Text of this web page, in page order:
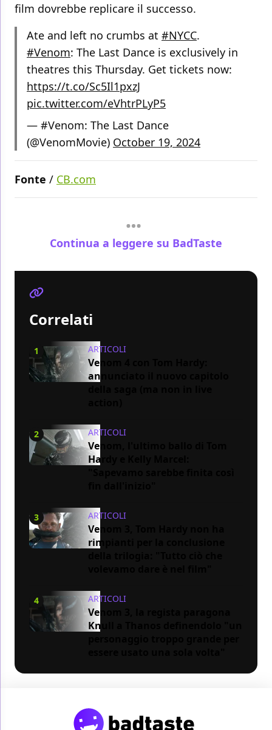
film dovrebbe replicare il successo.
Ate and left no crumbs at #NYCC.
#Venom: The Last Dance is exclusively in
theatres this Thursday. Get tickets now:
https://t.co/Sc5Il1pxzJ
pic.twitter.com/eVhtrPLyP5
— #Venom: The Last Dance
(@VenomMovie) October 19, 2024
Fonte / CB.com
Continua a leggere su BadTaste
Correlati
1 ARTICOLI
Venom 4 con Tom Hardy:
annunciato il nuovo capitolo
2 ARTICOLI
Venom, l'ultimo ballo di Tom
Hardy e Kelly Marcel:
3 ARTICOLI
Venom 3, Tom Hardy non ha
rimpianti per la conclusione
4 ARTICOLI
Venom 3, la regista paragona
Knull a Thanos definendolo "un